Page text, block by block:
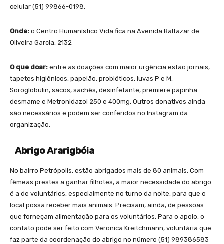
celular (51) 99866-0198.
Onde: o Centro Humanístico Vida fica na Avenida Baltazar de
Oliveira Garcia, 2132
O que doar: entre as doações com maior urgência estão jornais,
tapetes higiênicos, papelão, probióticos, luvas P e M,
Soroglobulin, sacos, sachês, desinfetante, premiere papinha
desmame e Metronidazol 250 e 400mg. Outros donativos ainda
são necessários e podem ser conferidos no Instagram da
organização.
Abrigo Ararigbóia
No bairro Petrópolis, estão abrigados mais de 80 animais. Com
fêmeas prestes a ganhar filhotes, a maior necessidade do abrigo
é a de voluntários, especialmente no turno da noite, para que o
local possa receber mais animais. Precisam, ainda, de pessoas
que forneçam alimentação para os voluntários. Para o apoio, o
contato pode ser feito com Veronica Kreitchmann, voluntária que
faz parte da coordenação do abrigo no número (51) 989386583